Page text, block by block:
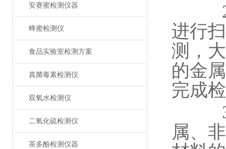
安赛蜜检测仪器
蜂蜜检测仪
食品实验室检测方案
真菌毒素检测仪
双氧水检测仪
二氧化硫检测仪
茶多酚检测仪器
2.
进行
测，
的金
完成
3.
属、